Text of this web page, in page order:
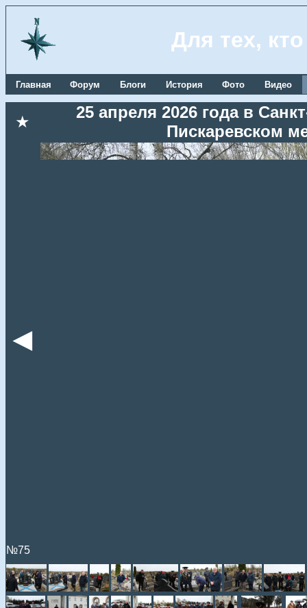
Для тех,
Главная Форум Блоги История Фото Видео
★
25 апреля 2026 года в
Пискаревском
◄
№75